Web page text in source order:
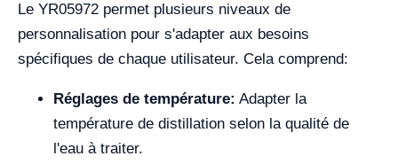
Le YR05972 permet plusieurs niveaux de
personnalisation pour s'adapter aux besoins
spécifiques de chaque utilisateur. Cela comprend:
Réglages de température: Adapter la
température de distillation selon la qualité de
l'eau à traiter.